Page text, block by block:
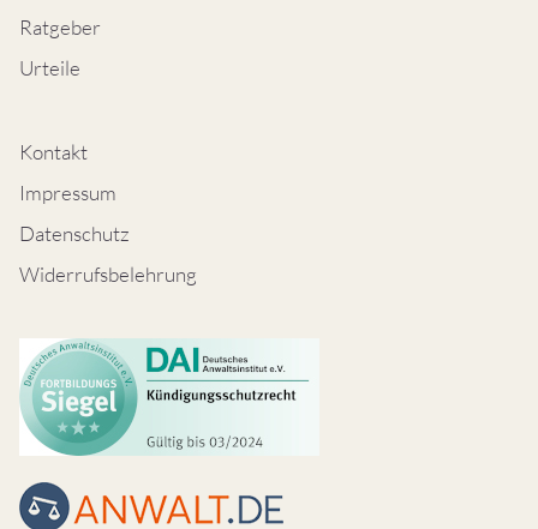
Ratgeber
Urteile
Kontakt
Impressum
Datenschutz
Widerrufsbelehrung